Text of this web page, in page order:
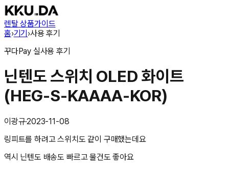
렌탈 상품가이드
홈›기기›사용 후기
꾸다Pay 실사용 후기
닌텐도 스위치 OLED 화이트
(HEG-S-KAAAA-KOR)
이광규·2023-11-08
링피트를 하려고 스위치도 같이 구매했는데요
역시 닌텐도 배송도 빠르고 물건도 좋아요